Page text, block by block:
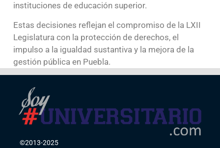
instituciones de educación superior.
Estas decisiones reflejan el compromiso de la LXII
Legislatura con la protección de derechos, el
impulso a la igualdad sustantiva y la mejora de la
gestión pública en Puebla.
©2013-2025